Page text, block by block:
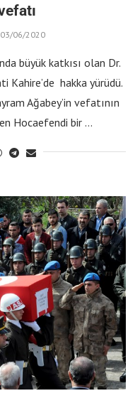
03/06/2020
büyük katkısı olan Dr.
Kahire’de hakka yürüdü.
Ağabey’in vefatının
Hocaefendi bir …